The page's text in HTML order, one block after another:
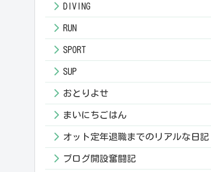
DIVING
RUN
SPORT
SUP
おとりよせ
まいにちごはん
オット定年退職までのリアルな日記
ブログ開設奮闘記